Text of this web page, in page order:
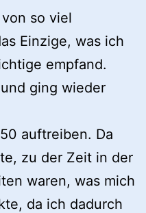
so viel
Einzige, was ich
empfand.
ging wieder
auftreiben. Da
zu der Zeit in der
waren, was mich
da ich dadurch